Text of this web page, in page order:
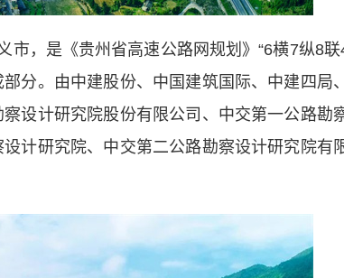
，是《贵州省高速公路网规划》“6横7纵8联
分。由中建股份、中国建筑国际、中建四局、
设计研究院股份有限公司、中交第一公路勘
计研究院、中交第二公路勘察设计研究院有